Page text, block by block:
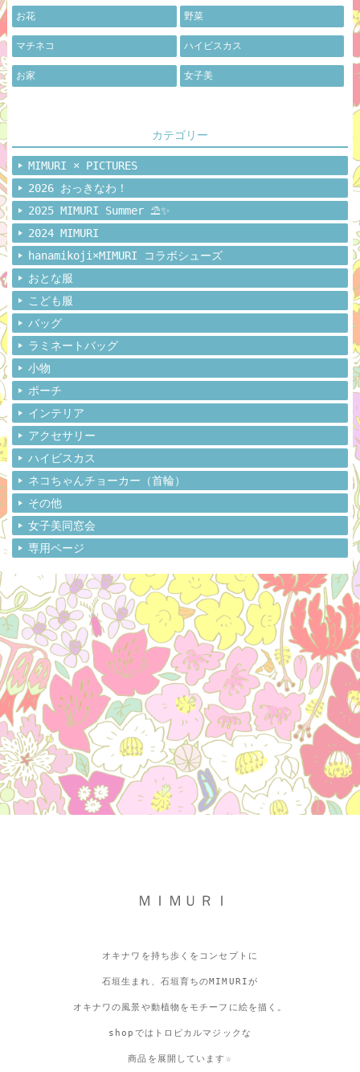
お花 野菜
マチネコ ハイビスカス
お家 女子美
カテゴリー
MIMURI × PICTURES
2026 おっきなわ！
2025 MIMURI Summer ⛱️✨
2024 MIMURI
hanamikoji×MIMURI コラボシューズ
おとな服
こども服
バッグ
ラミネートバッグ
小物
ポーチ
インテリア
アクセサリー
ハイビスカス
ネコちゃんチョーカー（首輪）
その他
女子美同窓会
専用ページ
ＭＩＭＵＲＩ
オキナワを持ち歩くをコンセプトに
石垣生まれ、石垣育ちのMIMURIが
オキナワの風景や動植物をモチーフに絵を描く。
shopではトロピカルマジックな
商品を展開しています☆